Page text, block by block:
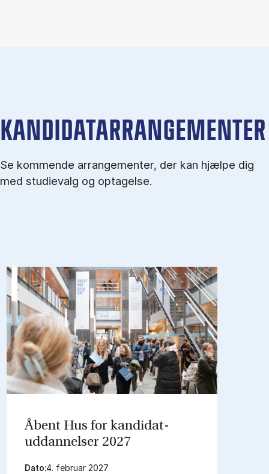
KANDIDATARRANGEMENTER
Se kommende arrangementer, der kan hjælpe dig
med studievalg og optagelse.
Åbent Hus for kandidat­
uddannelser 2027
Dato:4. februar 2027